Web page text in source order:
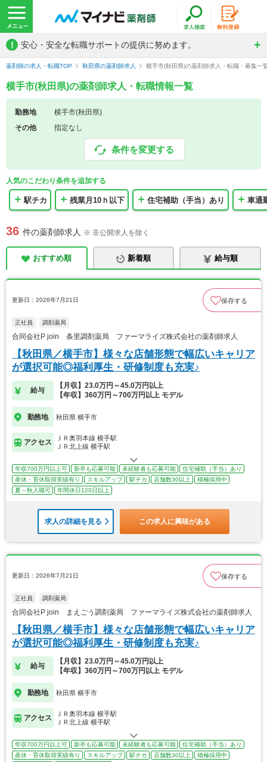
! 安心・安全な転職サポートの提供に努めます。
薬剤師の求人・転職TOP 秋田県の薬剤師求人 横手市(秋田県)の薬剤師求人・転職・募集一
横手市(秋田県)の薬剤師求人・転職情報一覧
勤務地
横手市(秋田県)
その他
指定なし
条件を変更する
人気のこだわり条件を追加する
駅チカ 残業月10ｈ以下 住宅補助（手当）あり 車通
36 件の薬剤師求人 ※ 非公開求人を除く
おすすめ順 新着順 給与順
更新日：2026年7月21日 保存する
正社員 調剤薬局
合同会社P join 条里調剤薬局 ファーマライズ株式会社の薬剤師求人
【秋田県／横手市】様々な店舗形態で幅広いキャリア
が選択可能◎福利厚生・研修制度も充実♪
給与
【月収】23.0万円～45.0万円以上
【年収】360万円～700万円以上 モデル
勤務地 秋田県 横手市
アクセス
ＪＲ奥羽本線 横手駅
ＪＲ北上線 横手駅
年収700万円以上可 新卒も応募可能 未経験者も応募可能
住宅補助（手当）あり
産休・育休取得実績有り
スキルアップ 駅チカ 店舗数30以上
積極採用中
夏～秋入職可
年間休日120日以上
求人の詳細を見る この求人に興味がある
更新日：2026年7月21日 保存する
正社員 調剤薬局
合同会社P join まえごう調剤薬局 ファーマライズ株式会社の薬剤師求人
【秋田県／横手市】様々な店舗形態で幅広いキャリア
が選択可能◎福利厚生・研修制度も充実♪
給与
【月収】23.0万円～45.0万円以上
【年収】360万円～700万円以上 モデル
勤務地 秋田県 横手市
アクセス
ＪＲ奥羽本線 横手駅
ＪＲ北上線 横手駅
年収700万円以上可 新卒も応募可能 未経験者も応募可能
住宅補助（手当）あり
産休・育休取得実績有り
スキルアップ 駅チカ 店舗数30以上
積極採用中